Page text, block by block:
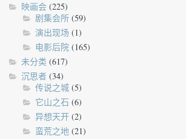
映画会 (225)
剧集会所 (59)
演出现场 (1)
电影后院 (165)
未分类 (617)
沉思者 (34)
传说之城 (5)
它山之石 (6)
异想天开 (2)
蛮荒之地 (21)